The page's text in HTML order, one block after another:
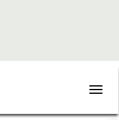
Toggle